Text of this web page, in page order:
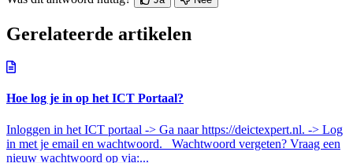
Gerelateerde artikelen
Hoe log je in op het ICT Portaal?
Inloggen in het ICT portaal -> Ga naar https://deictexpert.nl. -> Log
in met je email en wachtwoord. Wachtwoord vergeten? Vraag een
nieuw wachtwoord op via:...